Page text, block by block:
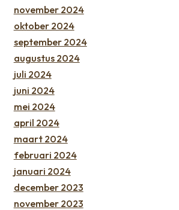
november 2024
oktober 2024
september 2024
augustus 2024
juli 2024
juni 2024
mei 2024
april 2024
maart 2024
februari 2024
januari 2024
december 2023
november 2023